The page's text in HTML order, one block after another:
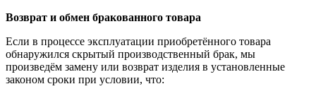
Возврат и обмен бракованного товара
Если в процессе эксплуатации приобретённого товара
обнаружился скрытый производственный брак, мы
произведём замену или возврат изделия в установленные
законом сроки при условии, что: